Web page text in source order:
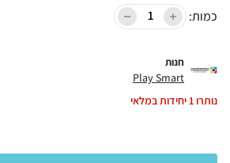
כמות:
חנות
Play Smart
נותרו1יחידות במלאי